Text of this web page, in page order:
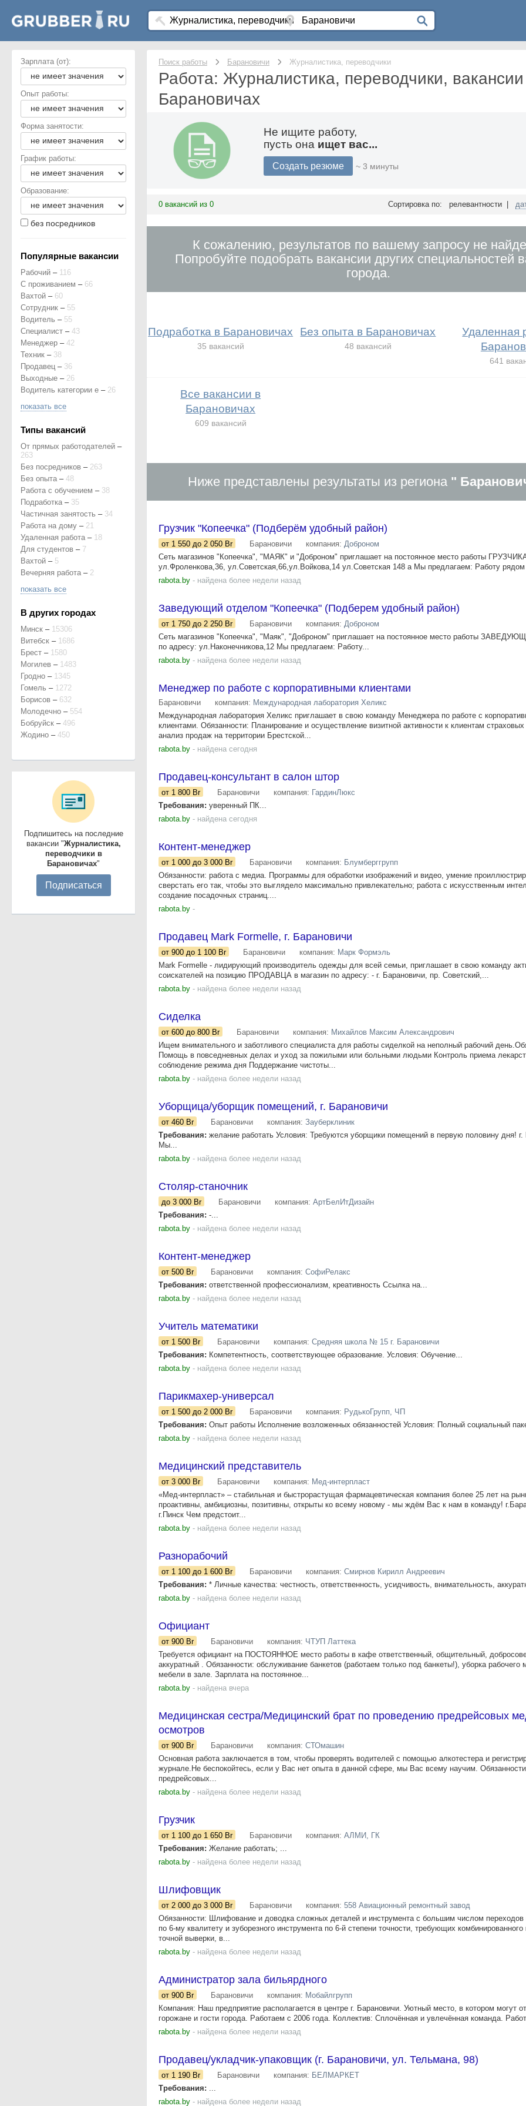
Поиск работы Барановичи Журналистика, переводчики
Работа: Журналистика, переводчики,
Барановичах
Не ищите работу,
пусть она ищет вас...
Создать резюме ~ 3 минуты
0 вакансий из 0 Сортировка по: релевантности |
К сожалению, результатов по вашему запросу не
Попробуйте подобрать вакансии других специальностей
города.
Подработка в Барановичах
35 вакансий
Без опыта в Барановичах
48 вакансий
Удаленная
641
Все вакансии в
Барановичах
609 вакансий
Ниже представлены результаты из региона "
Грузчик "Копеечка" (Подберём удобный район)
от 1 550 до 2 050 Br Барановичи компания: Доброном
Сеть магазинов "Копеечка", "МАЯК" и "Доброном" приглашает на постоянное место работы
ул.Фроленкова,36, ул.Советская,66,ул.Войкова,14 ул.Советская 148 а Мы предлагаем: Работу
rabota.by - найдена более недели назад
Заведующий отделом "Копеечка" (Подберем удобный район)
от 1 750 до 2 250 Br Барановичи компания: Доброном
Сеть магазинов "Копеечка", "Маяк", "Доброном" приглашает на постоянное место работы
по адресу: ул.Наконечникова,12 Мы предлагаем: Работу...
rabota.by - найдена более недели назад
Менеджер по работе с корпоративными клиентами
Барановичи компания: Международная лаборатория Хеликс
Международная лаборатория Хеликс приглашает в свою команду Менеджера по работе с
клиентами. Обязанности: Планирование и осуществление визитной активности к клиентам
анализ продаж на территории Брестской...
rabota.by - найдена сегодня
Продавец-консультант в салон штор
от 1 800 Br Барановичи компания: ГардинЛюкс
Требования: уверенный ПК...
rabota.by - найдена сегодня
Контент-менеджер
от 1 000 до 3 000 Br Барановичи компания: Блумберггрупп
Обязанности: работа с медиа. Программы для обработки изображений и видео, умение
сверстать его так, чтобы это выглядело максимально привлекательно; работа с искусственным
создание посадочных страниц....
rabota.by -
Продавец Mark Formelle, г. Барановичи
от 900 до 1 100 Br Барановичи компания: Марк Формэль
Mark Formelle - лидирующий производитель одежды для всей семьи, приглашает в свою команду
соискателей на позицию ПРОДАВЦА в магазин по адресу: - г. Барановичи, пр. Советский,...
rabota.by - найдена более недели назад
Сиделка
от 600 до 800 Br Барановичи компания: Михайлов Максим Александрович
Ищем внимательного и заботливого специалиста для работы сиделкой на неполный рабочий
Помощь в повседневных делах и уход за пожилыми или больными людьми Контроль приема
соблюдение режима дня Поддержание чистоты...
rabota.by - найдена более недели назад
Уборщица/уборщик помещений, г. Барановичи
от 460 Br Барановичи компания: Зауберклиник
Требования: желание работать Условия: Требуются уборщики помещений в первую половину дня! г.
Мы...
rabota.by - найдена более недели назад
Столяр-станочник
до 3 000 Br Барановичи компания: АртБелИтДизайн
Требования: -...
rabota.by - найдена более недели назад
Контент-менеджер
от 500 Br Барановичи компания: СофиРелакс
Требования: ответственной профессионализм, креативность Ссылка на...
rabota.by - найдена более недели назад
Учитель математики
от 1 500 Br Барановичи компания: Средняя школа № 15 г. Барановичи
Требования: Компетентность, соответствующее образование. Условия: Обучение...
rabota.by - найдена более недели назад
Парикмахер-универсал
от 1 500 до 2 000 Br Барановичи компания: РудькоГрупп, ЧП
Требования: Опыт работы Исполнение возложенных обязанностей Условия: Полный социальный
rabota.by - найдена более недели назад
Медицинский представитель
от 3 000 Br Барановичи компания: Мед-интерпласт
«Мед-интерпласт» – стабильная и быстрорастущая фармацевтическая компания более 25 лет на
проактивны, амбициозны, позитивны, открыты ко всему новому - мы ждём Вас к нам в команду!
г.Пинск Чем предстоит...
rabota.by - найдена более недели назад
Разнорабочий
от 1 100 до 1 600 Br Барановичи компания: Смирнов Кирилл Андреевич
Требования: * Личные качества: честность, ответственность, усидчивость, внимательность,
rabota.by - найдена более недели назад
Официант
от 900 Br Барановичи компания: ЧТУП Латтека
Требуется официант на ПОСТОЯННОЕ место работы в кафе ответственный, общительный,
аккуратный . Обязанности: обслуживание банкетов (работаем только под банкеты!), уборка рабочего
мебели в зале. Зарплата на постоянное...
rabota.by - найдена вчера
Медицинская сестра/Медицинский брат по проведению предрейсовых
осмотров
от 900 Br Барановичи компания: СТОмашин
Основная работа заключается в том, чтобы проверять водителей с помощью алкотестера и
журнале.Не беспокойтесь, если у Вас нет опыта в данной сфере, мы Вас всему научим.
предрейсовых...
rabota.by - найдена более недели назад
Грузчик
от 1 100 до 1 650 Br Барановичи компания: АЛМИ, ГК
Требования: Желание работать; ...
rabota.by - найдена более недели назад
Шлифовщик
от 2 000 до 3 000 Br Барановичи компания: 558 Авиационный ремонтный завод
Обязанности: Шлифование и доводка сложных деталей и инструмента с большим числом переходов
по 6-му квалитету и зуборезного инструмента по 6-й степени точности, требующих комбинированного
точной выверки, в...
rabota.by - найдена более недели назад
Администратор зала бильярдного
от 900 Br Барановичи компания: Мобайлгрупп
Компания: Наш предприятие располагается в центре г. Барановичи. Уютный место, в котором могут
горожане и гости города. Работаем с 2006 года. Коллектив: Сплочённая и увлечённая команда.
rabota.by - найдена более недели назад
Продавец/укладчик-упаковщик (г. Барановичи, ул. Тельмана, 98)
от 1 190 Br Барановичи компания: БЕЛМАРКЕТ
Требования: ...
rabota.by - найдена более недели назад
Зарплата (от):
Опыт работы:
Форма занятости:
График работы:
Образование:
без посредников
Популярные вакансии
Рабочий – 116
С проживанием – 66
Вахтой – 60
Сотрудник – 55
Водитель – 55
Специалист – 43
Менеджер – 42
Техник – 38
Продавец – 36
Выходные – 26
Водитель категории е – 26
показать все
Типы вакансий
От прямых работодателей –
263
Без посредников – 263
Без опыта – 48
Работа с обучением – 38
Подработка – 35
Частичная занятость – 34
Работа на дому – 21
Удаленная работа – 18
Для студентов – 7
Вахтой – 5
Вечерняя работа – 2
показать все
В других городах
Минск – 15306
Витебск – 1686
Брест – 1580
Могилев – 1483
Гродно – 1345
Гомель – 1272
Борисов – 632
Молодечно – 554
Бобруйск – 496
Жодино – 450
Подпишитесь на последние
вакансии "Журналистика,
переводчики в
Барановичах"
Подписаться